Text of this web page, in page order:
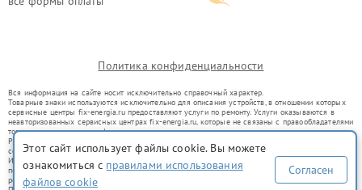
Политика конфиденциальности
Вся информация на сайте носит исключительно справочный характер.
Товарные знаки используются исключительно для описания устройств, в отношении которых
сервисные центры fix-energia.ru предоставляют услуги по ремонту. Услуги оказываются в
неавторизованных сервисных центрах fix-energia.ru, которые не связаны с правообладателями
товарных знаков или их официальными представителями.
Ремонт осуществляется для устройств, уже введенных в гражданский оборот в соответствии
со статьей 1487 ГК РФ.
Использование товарных знаков не преследует цели индивидуализации услуг или введения
потребителей в заблуждение, а служит для информирования о предоставляемых услугах по
ремонту техники указанных брендов.
Этот сайт использует файлы cookie. Вы можете
ознакомиться с правилами использования
файлов cookie
Согласен